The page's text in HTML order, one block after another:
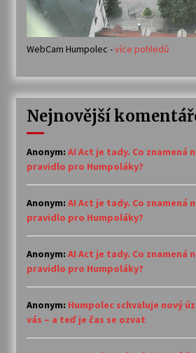
WebCam Humpolec -více pohledů
Nejnovější
Anonym: AI Act je tady. Co znamená
pravidlo pro Humpoláky?
Anonym: AI Act je tady. Co znamená
pravidlo pro Humpoláky?
Anonym: AI Act je tady. Co znamená
pravidlo pro Humpoláky?
Anonym: Humpolec schvaluje nový
vás – a teď je čas se ozvat